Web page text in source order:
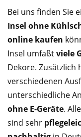
Bei uns finden Sie
Insel ohne
online kaufen
Insel umfaßtviele
Dekore. Zusätzlich
verschiedenen
unterschiedliche
ohne E-Geräte.
sind sehr